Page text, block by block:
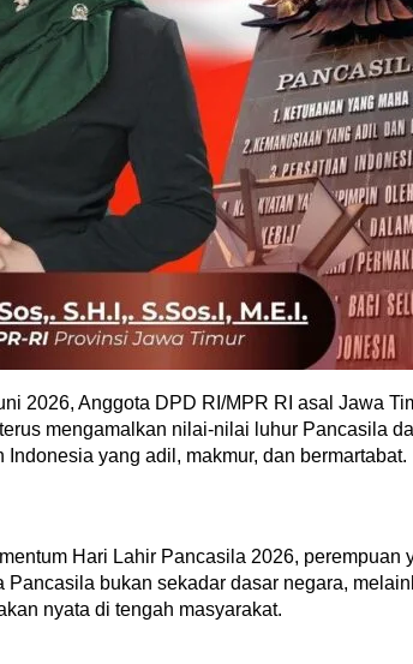
2026, Anggota DPD RI/MPR RI asal Jawa
mengamalkan nilai-nilai luhur Pancasila
yang adil, makmur, dan bermartabat.
Hari Lahir Pancasila 2026, perempuan
bukan sekadar dasar negara,
nyata di tengah masyarakat.